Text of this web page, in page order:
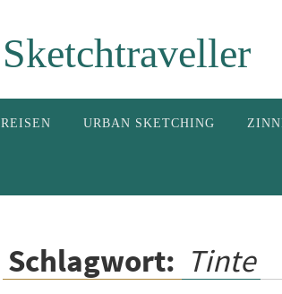
Sketchtraveller
REISEN URBAN SKETCHING
Schlagwort: Tinte